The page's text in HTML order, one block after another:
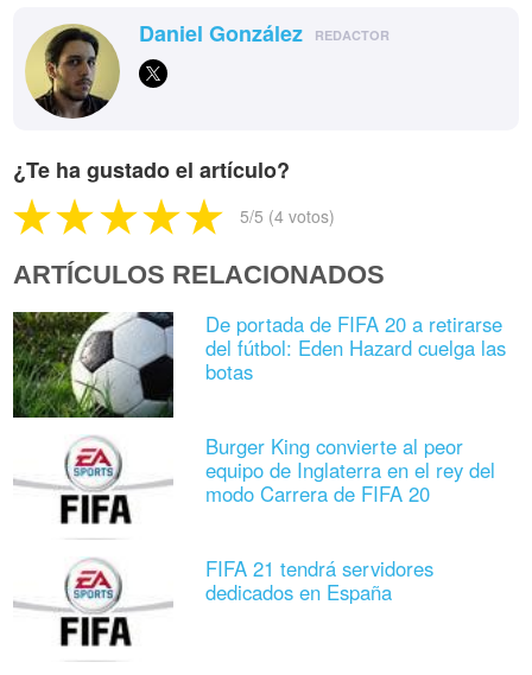
Daniel González REDACTOR
¿Te ha gustado el artículo?
5/5 (4 votos)
ARTÍCULOS RELACIONADOS
De portada de FIFA 20 a retirarse
del fútbol: Eden Hazard cuelga las
botas
Burger King convierte al peor
equipo de Inglaterra en el rey del
modo Carrera de FIFA 20
FIFA 21 tendrá servidores
dedicados en España